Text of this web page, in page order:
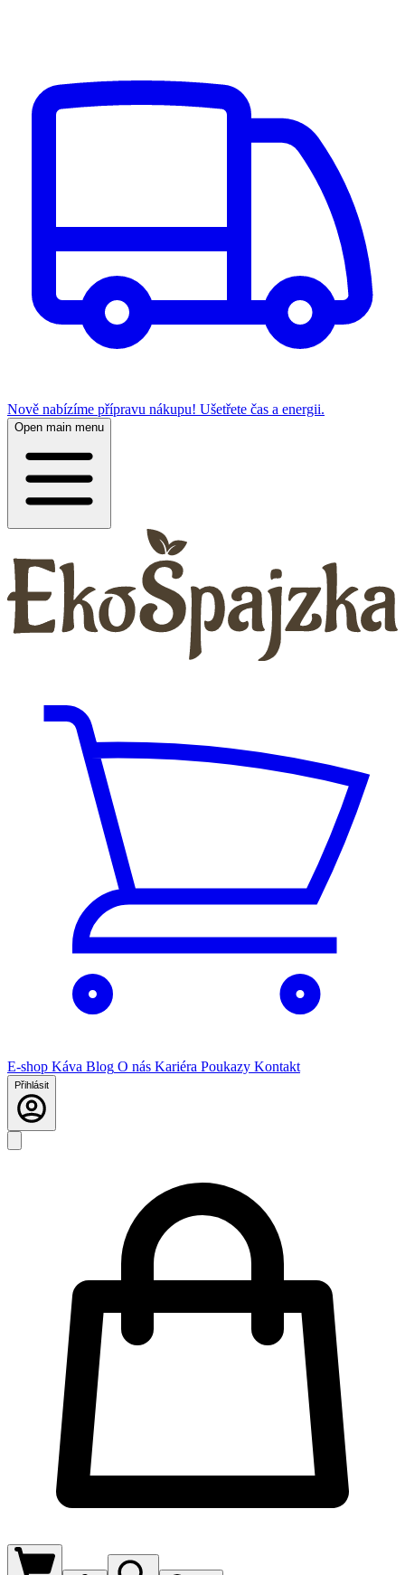
Nově nabízíme přípravu nákupu! Ušetřete čas a energii.
Open main menu
E-shop Káva Blog O nás Kariéra Poukazy Kontakt
Přihlásit